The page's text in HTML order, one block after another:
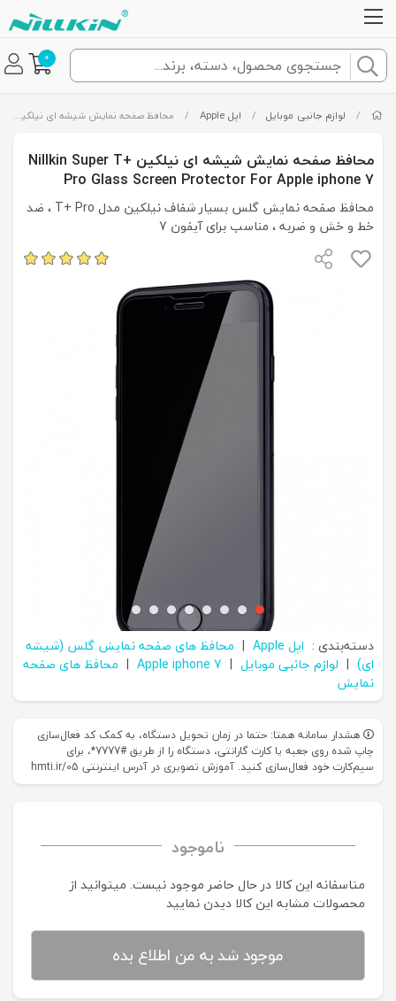
0
/ لوازم جانبی موبایل / اپل Apple / محافظ صفحه نمایش شیشه ای نیلکین Nillkin Super T+ Pro Glass Screen Protector For Apple iphone 7
محافظ صفحه نمایش شیشه ای نیلکین Nillkin Super T+
Pro Glass Screen Protector For Apple iphone 7
محافظ صفحه نمایش گلس بسیار شفاف نیلکین مدل T+ Pro ، ضد
خط و خش و ضربه ، مناسب برای آیفون 7
دسته‌بندی : اپل Apple | محافظ های صفحه نمایش گلس (شیشه
ای) | لوازم جانبی موبایل |
Apple iphone 7
| محافظ های صفحه
نمایش
هشدار سامانه همتا: حتما در زمان تحویل دستگاه، به کمک کد فعال‌سازی
چاپ شده روی جعبه یا کارت گارانتی، دستگاه را از طریق #7777*، برای
سیم‌کارت خود فعال‌سازی کنید. آموزش تصویری در آدرس اینترنتی hmti.ir/05
ناموجود
متاسفانه این کالا در حال حاضر موجود نیست. می‍توانید از
محصولات مشابه این کالا دیدن نمایید
موجود شد به من اطلاع بده